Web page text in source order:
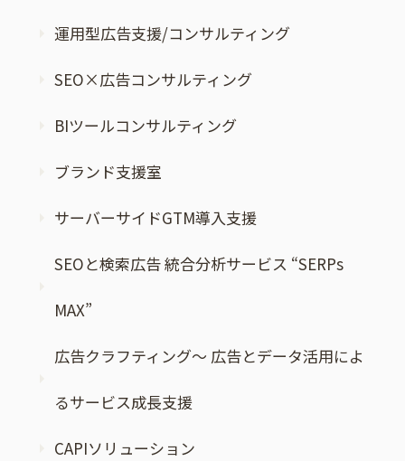
運用型広告支援/コンサルティング
SEO×広告コンサルティング
BIツールコンサルティング
ブランド支援室
サーバーサイドGTM導入支援
SEOと検索広告 統合分析サービス “SERPs
MAX”
広告クラフティング～ 広告とデータ活用によ
るサービス成長支援
CAPIソリューション